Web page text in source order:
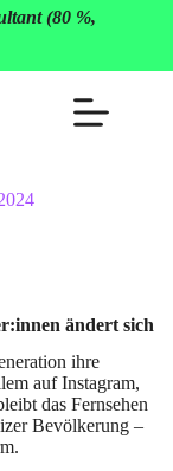
(80 %,
ändert sich
ihre
auf Instagram,
das Fernsehen
Bevölkerung –